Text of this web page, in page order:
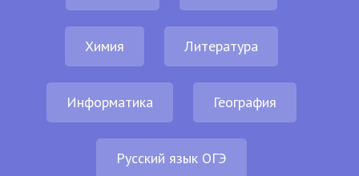
Химия Литература
Информатика География
Русский язык ОГЭ